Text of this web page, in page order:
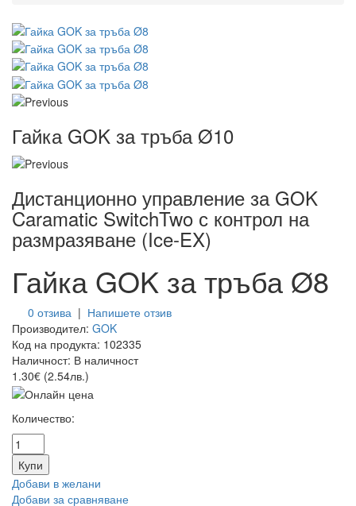
Гайка GOK за тръба Ø10
Дистанционно управление за GOK
Caramatic SwitchTwo с контрол на
размразяване (Ice-EX)
Гайка GOK за тръба Ø8
0 отзива | Напишете отзив
Производител: GOK
Код на продукта: 102335
Наличност: В наличност
1.30€ (2.54лв.)
Количество:
Добави в желани
Добави за сравняване